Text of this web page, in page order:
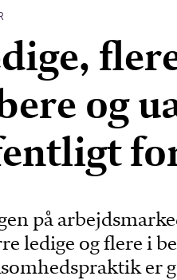
og
på
ledige og flere i
er